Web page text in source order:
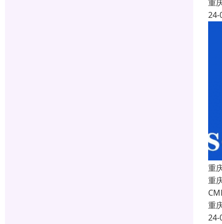
重
24-
重
重
重
24-